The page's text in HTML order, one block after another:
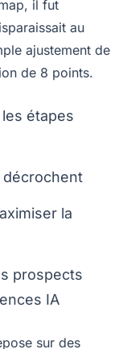
il fut
au
ajustement de
de 8 points.
étapes
la
prospects
IA
sur des